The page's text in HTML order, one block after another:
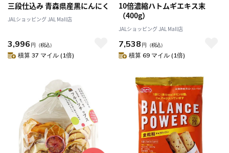
三段仕込み 青森県産黒にんにく
JALショッピング JAL Mall店
3,996 円 （税込）
積算 37 マイル (1倍)
10倍濃縮ハトムギエキス末
（400g）
JALショッピング JAL Mall店
7,538 円 （税込）
積算 69 マイル (1倍)